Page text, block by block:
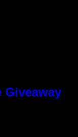
Giveaway